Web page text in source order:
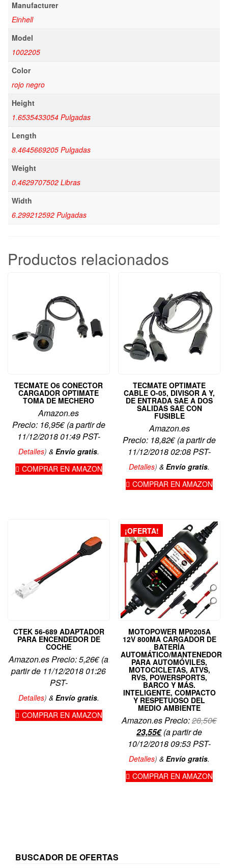
Manufacturer
Einhell
Model
1002205
Color
rojo negro
Height
1.6535433054 Pulgadas
Length
8.4645669205 Pulgadas
Weight
0.4629707502 Libras
Width
6.299212592 Pulgadas
Productos relacionados
TECMATE O6 CONECTOR
CARGADOR OPTIMATE
TOMA DE MECHERO
Amazon.es
Precio: 16,95€(a partir de
11/12/2018 01:49 PST-
Detalles) & Envío gratis.
COMPRAR EN AMAZON
TECMATE OPTIMATE
CABLE O-05, DIVISOR A Y,
DE ENTRADA SAE A DOS
SALIDAS SAE CON
FUSIBLE
Amazon.es
Precio: 18,82€(a partir de
11/12/2018 02:08 PST-
Detalles)&Envío gratis.
COMPRAR EN AMAZON
CTEK 56-689 ADAPTADOR
PARA ENCENDEDOR DE
COCHE
Amazon.es Precio:5,26€(a
partir de 11/12/2018 01:26
PST-
Detalles) & Envío gratis.
COMPRAR EN AMAZON
¡OFERTA!
MOTOPOWER MP0205A
12V 800MA CARGADOR DE
BATERÍA
AUTOMÁTICO/MANTENEDOR
PARA AUTOMÓVILES,
MOTOCICLETAS, ATVS,
RVS, POWERSPORTS,
BARCO Y MÁS.
INTELIGENTE, COMPACTO
Y RESPETUOSO DEL
MEDIO AMBIENTE
Amazon.es Precio:28,50€El
23,55€El
precio
actual
23,55€.
(a partir de
10/12/2018 09:53 PST-
Detalles)&Envío gratis.
COMPRAR EN AMAZON
BUSCADOR DE OFERTAS